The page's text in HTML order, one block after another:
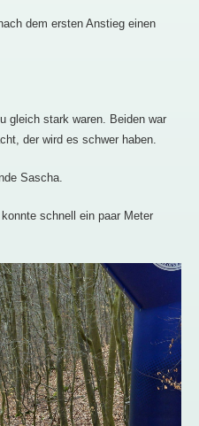
dem ersten Anstieg einen
gleich stark waren. Beiden war
der wird es schwer haben.
Sascha.
schnell ein paar Meter